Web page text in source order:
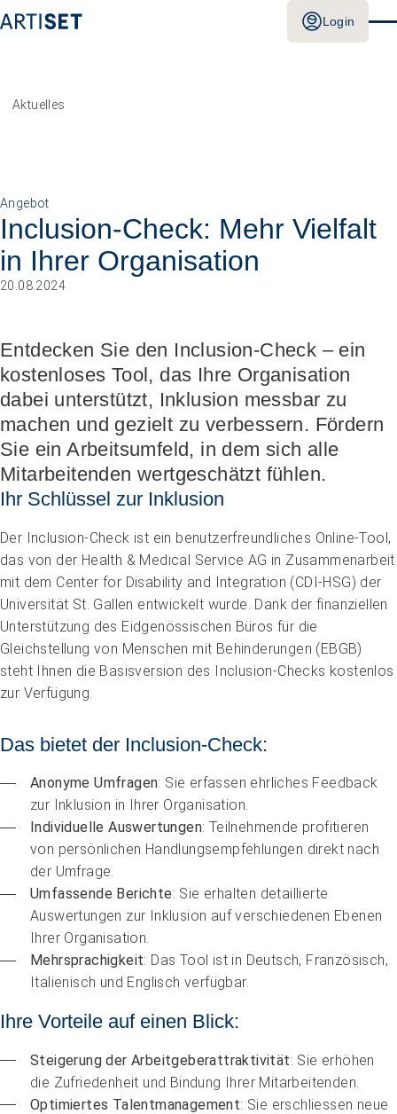
Login
Personal rekrutieren und führen
Arbeit und Betriebskultur gestalten
Betrieb führen und Recht umsetzen
Finanzierung regeln
Angebote bewerben
Angebote entwickeln
Nachhaltigkeit fördern
Einkauf organisieren
Berufliche Inklusion fördern
Mit Angehörigen arbeiten
Übergänge gestalten
Empowerment stärken
Gesundheitsfragen angehen
Integrität schützen
Bei Demenz begleiten
Psychische Gesundheit fördern
Höhere Fachschule Sozialpädagogik
Höhere Fachschule Kindheitspädagogik
Höhere Fachschule Gemeindeanimation
Praxispartner werden
Praxispartner finden
Sozial- und Selbstkompetenz
Kindheits- und Sozialpädagogik
Pflege und Betreuung
Weiterbildungen in Ihrer Institution
Laufbahnberatung
Föderation
Arbeiten bei ARTISET
Vision, Mission, Werte
Politik und Positionen
Projekte
Aktuelles
Angebot
Inclusion-Check: Mehr Vielfalt
in Ihrer Organisation
20.08.2024
Entdecken Sie den Inclusion-Check – ein
kostenloses Tool, das Ihre Organisation
dabei unterstützt, Inklusion messbar zu
machen und gezielt zu verbessern. Fördern
Sie ein Arbeitsumfeld, in dem sich alle
Mitarbeitenden wertgeschätzt fühlen.
Ihr Schlüssel zur Inklusion
Der Inclusion-Check ist ein benutzerfreundliches Online-Tool,
das von der Health & Medical Service AG in Zusammenarbeit
mit dem Center for Disability and Integration (CDI-HSG) der
Universität St. Gallen entwickelt wurde. Dank der finanziellen
Unterstützung des Eidgenössischen Büros für die
Gleichstellung von Menschen mit Behinderungen (EBGB)
steht Ihnen die Basisversion des Inclusion-Checks kostenlos
zur Verfügung.
Das bietet der Inclusion-Check:
Anonyme Umfragen: Sie erfassen ehrliches Feedback
zur Inklusion in Ihrer Organisation.
Individuelle Auswertungen: Teilnehmende profitieren
von persönlichen Handlungsempfehlungen direkt nach
der Umfrage.
Umfassende Berichte: Sie erhalten detaillierte
Auswertungen zur Inklusion auf verschiedenen Ebenen
Ihrer Organisation.
Mehrsprachigkeit: Das Tool ist in Deutsch, Französisch,
Italienisch und Englisch verfügbar.
Ihre Vorteile auf einen Blick:
Steigerung der Arbeitgeberattraktivität: Sie erhöhen
die Zufriedenheit und Bindung Ihrer Mitarbeitenden.
Optimiertes Talentmanagement: Sie erschliessen neue